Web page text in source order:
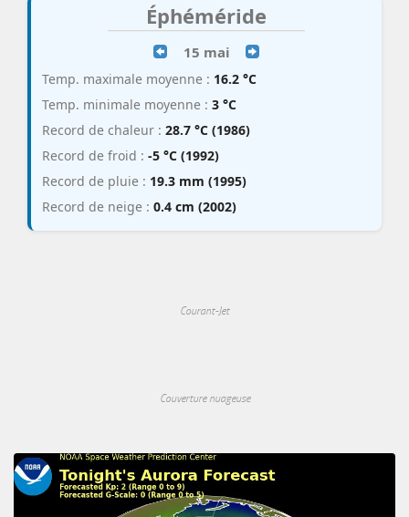
Éphéméride
15 mai
Temp. maximale moyenne : 16.2 °C
Temp. minimale moyenne : 3 °C
Record de chaleur : 28.7 °C (1986)
Record de froid : -5 °C (1992)
Record de pluie : 19.3 mm (1995)
Record de neige : 0.4 cm (2002)
Courant-Jet
Couverture nuageuse